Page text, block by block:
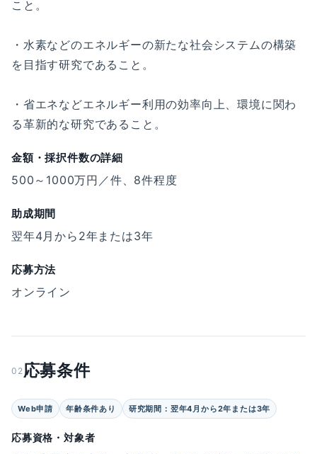
こと。
・水素などのエネルギーの新たな社会システムの構築
を目指す研究であること。
・省エネなどエネルギー利用の効率向上、環境に関わ
る革新的な研究であること。
金額・採択件数の詳細
500～1000万円／件、8件程度
助成期間
翌年4月から2年または3年
応募方法
オンライン
02 応募条件
Web申請 年齢条件あり 研究期間：翌年4月から2年または3年
応募資格・対象者